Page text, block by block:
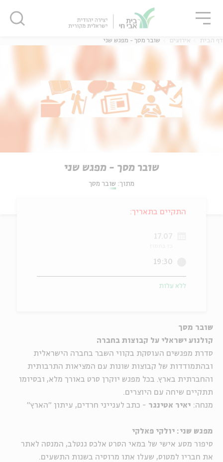
דף הבית אירועים שובר מסך - מפגש שני
שובר מסך - מפגש שני
מתוך: שובר מסך
שובר מסך
קולנוע ישראלי על קבוצות בחברה
סדרת מפגשים העוסקת בקווי השבר בחברה הישראלית
ובהתמודדות של קבוצות שונות עם המציאות התרבותית
והחברתית בארץ. בכל מפגש יוקרן סרט באורך מלא, ובסיומו
תתקיים שיחה עם היוצרים.
מנחה: יאיר אטינגר - כתב לענייני חרדים, עיתון "הארץ"
מפגש שני: יולקי פאלקי
סיפור מסע אישי של במאי הסרט אלכס גנטלב, המנסה לאתר
את חבריו למטוס, שעלו אתו מרוסיה בשנות התשעים.
התקיים בתאריך:
17.07
19:30
ללא עלות
סגור